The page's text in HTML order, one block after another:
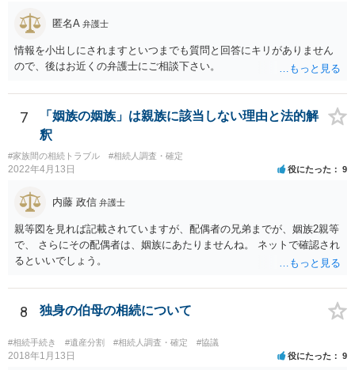
人は応じない姿勢を示していることから，実現は困難だと思います。
しどころ）としては，譲歩することを甘受しなければならないかもし
れません。
匿名A 弁護士
情報を小出しにされますといつまでも質問と回答にキリがありません
ので、後はお近くの弁護士にご相談下さい。
7
「姻族の姻族」は親族に該当しない理由と法的解
釈
#家族間の相続トラブル #相続人調査・確定
2022年4月13日 役にたった 9
内藤 政信 弁護士
親等図を見れば記載されていますが、配偶者の兄弟までが、姻族2親等
で、 さらにその配偶者は、姻族にあたりませんね。 ネットで確認され
るといいでしょう。
8 独身の伯母の相続について
#相続手続き #遺産分割 #相続人調査・確定 #協議
2018年1月13日 役にたった 9